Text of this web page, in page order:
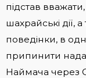
підстав
шахрайські дії,
поведінки, в
припинити
Наймача через